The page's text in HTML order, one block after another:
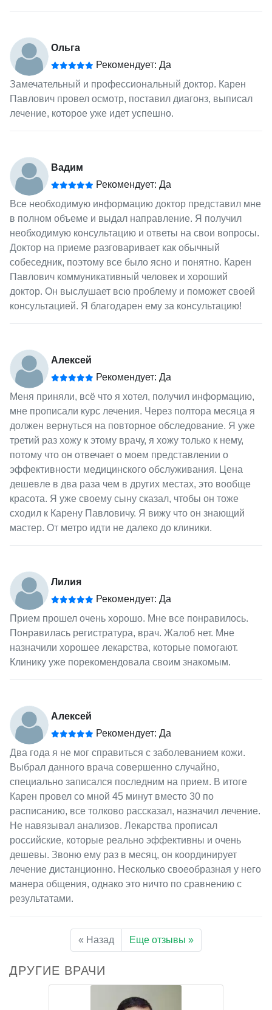
Ольга
Рекомендует: Да
Замечательный и профессиональный доктор. Карен
Павлович провел осмотр, поставил диагонз, выписал
лечение, которое уже идет успешно.
Вадим
Рекомендует: Да
Все необходимую информацию доктор представил мне
в полном объеме и выдал направление. Я получил
необходимую консультацию и ответы на свои вопросы.
Доктор на приеме разговаривает как обычный
собеседник, поэтому все было ясно и понятно. Карен
Павлович коммуникативный человек и хороший
доктор. Он выслушает всю проблему и поможет своей
консультацией. Я благодарен ему за консультацию!
Алексей
Рекомендует: Да
Меня приняли, всё что я хотел, получил информацию,
мне прописали курс лечения. Через полтора месяца я
должен вернуться на повторное обследование. Я уже
третий раз хожу к этому врачу, я хожу только к нему,
потому что он отвечает о моем представлении о
эффективности медицинского обслуживания. Цена
дешевле в два раза чем в других местах, это вообще
красота. Я уже своему сыну сказал, чтобы он тоже
сходил к Карену Павловичу. Я вижу что он знающий
мастер. От метро идти не далеко до клиники.
Лилия
Рекомендует: Да
Прием прошел очень хорошо. Мне все понравилось.
Понравилась регистратура, врач. Жалоб нет. Мне
назначили хорошее лекарства, которые помогают.
Клинику уже порекомендовала своим знакомым.
Алексей
Рекомендует: Да
Два года я не мог справиться с заболеванием кожи.
Выбрал данного врача совершенно случайно,
специально записался последним на прием. В итоге
Карен провел со мной 45 минут вместо 30 по
расписанию, все толково рассказал, назначил лечение.
Не навязывал анализов. Лекарства прописал
российские, которые реально эффективны и очень
дешевы. Звоню ему раз в месяц, он координирует
лечение дистанционно. Несколько своеобразная у него
манера общения, однако это ничто по сравнению с
результатами.
« Назад Еще отзывы »
ДРУГИЕ ВРАЧИ